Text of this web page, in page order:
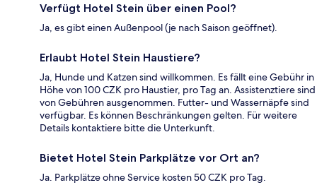
Verfügt Hotel Stein über einen Pool?
Ja, es gibt einen Außenpool (je nach Saison geöffnet).
Erlaubt Hotel Stein Haustiere?
Ja, Hunde und Katzen sind willkommen. Es fällt eine Gebühr in
Höhe von 100 CZK pro Haustier, pro Tag an. Assistenztiere sind
von Gebühren ausgenommen. Futter- und Wassernäpfe sind
verfügbar. Es können Beschränkungen gelten. Für weitere
Details kontaktiere bitte die Unterkunft.
Bietet Hotel Stein Parkplätze vor Ort an?
Ja. Parkplätze ohne Service kosten 50 CZK pro Tag.